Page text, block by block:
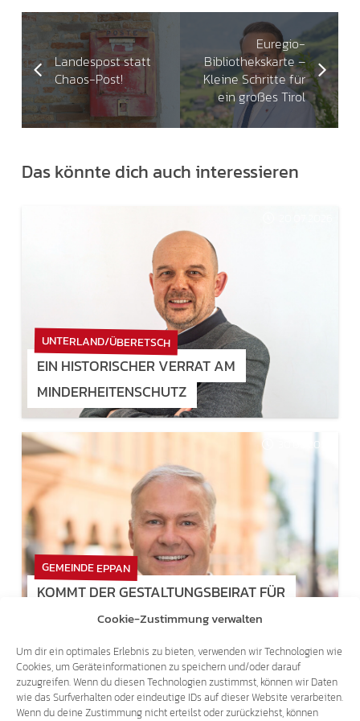
Cookie-Zustimmung verwalten
Um dir ein optimales Erlebnis zu bieten, verwenden wir Technologien wie
Cookies, um Geräteinformationen zu speichern und/oder darauf
zuzugreifen. Wenn du diesen Technologien zustimmst, können wir Daten
wie das Surfverhalten oder eindeutige IDs auf dieser Website verarbeiten.
Wenn du deine Zustimmung nicht erteilst oder zurückziehst, können
Landespost statt
Chaos-Post!
Euregio-
Bibliothekskarte –
Kleine Schritte für
ein großes Tirol
Das könnte dich auch interessieren
UNTERLAND/ÜBERETSCH
EIN HISTORISCHER VERRAT AM
MINDERHEITENSCHUTZ
30.06.2026
GEMEINDE EPPAN
KOMMT DER GESTALTUNGSBEIRAT FÜR
RAUM UND LANDSCHAFT JETZT DOCH?
10.06.2026